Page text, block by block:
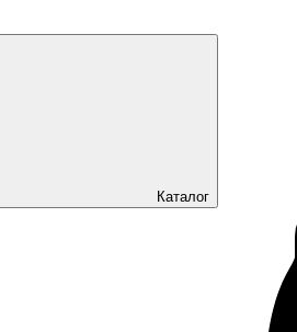
Каталог